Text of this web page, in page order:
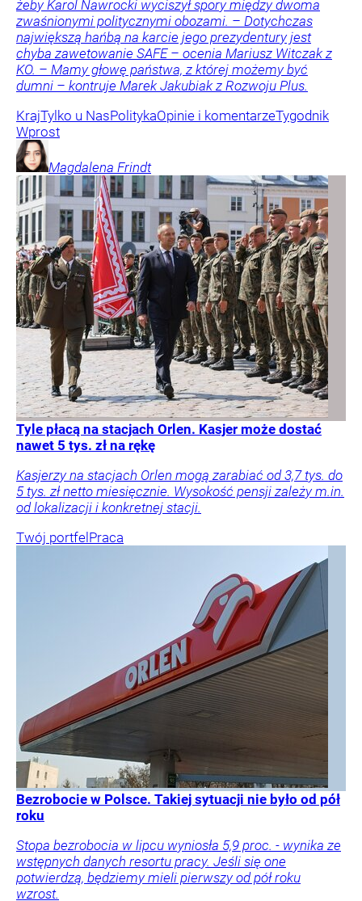
żeby Karol Nawrocki wyciszył spory między dwoma
zwaśnionymi politycznymi obozami. – Dotychczas
największą hańbą na karcie jego prezydentury jest
chyba zawetowanie SAFE – ocenia Mariusz Witczak z
KO. – Mamy głowę państwa, z której możemy być
dumni – kontruje Marek Jakubiak z Rozwoju Plus.
KrajTylko u NasPolitykaOpinie i komentarzeTygodnik
Wprost
Magdalena Frindt
Tyle płacą na stacjach Orlen. Kasjer może dostać
nawet 5 tys. zł na rękę
Kasjerzy na stacjach Orlen mogą zarabiać od 3,7 tys. do
5 tys. zł netto miesięcznie. Wysokość pensji zależy m.in.
od lokalizacji i konkretnej stacji.
Twój portfelPraca
Bezrobocie w Polsce. Takiej sytuacji nie było od pół
roku
Stopa bezrobocia w lipcu wyniosła 5,9 proc. - wynika ze
wstępnych danych resortu pracy. Jeśli się one
potwierdzą, będziemy mieli pierwszy od pół roku
wzrost.